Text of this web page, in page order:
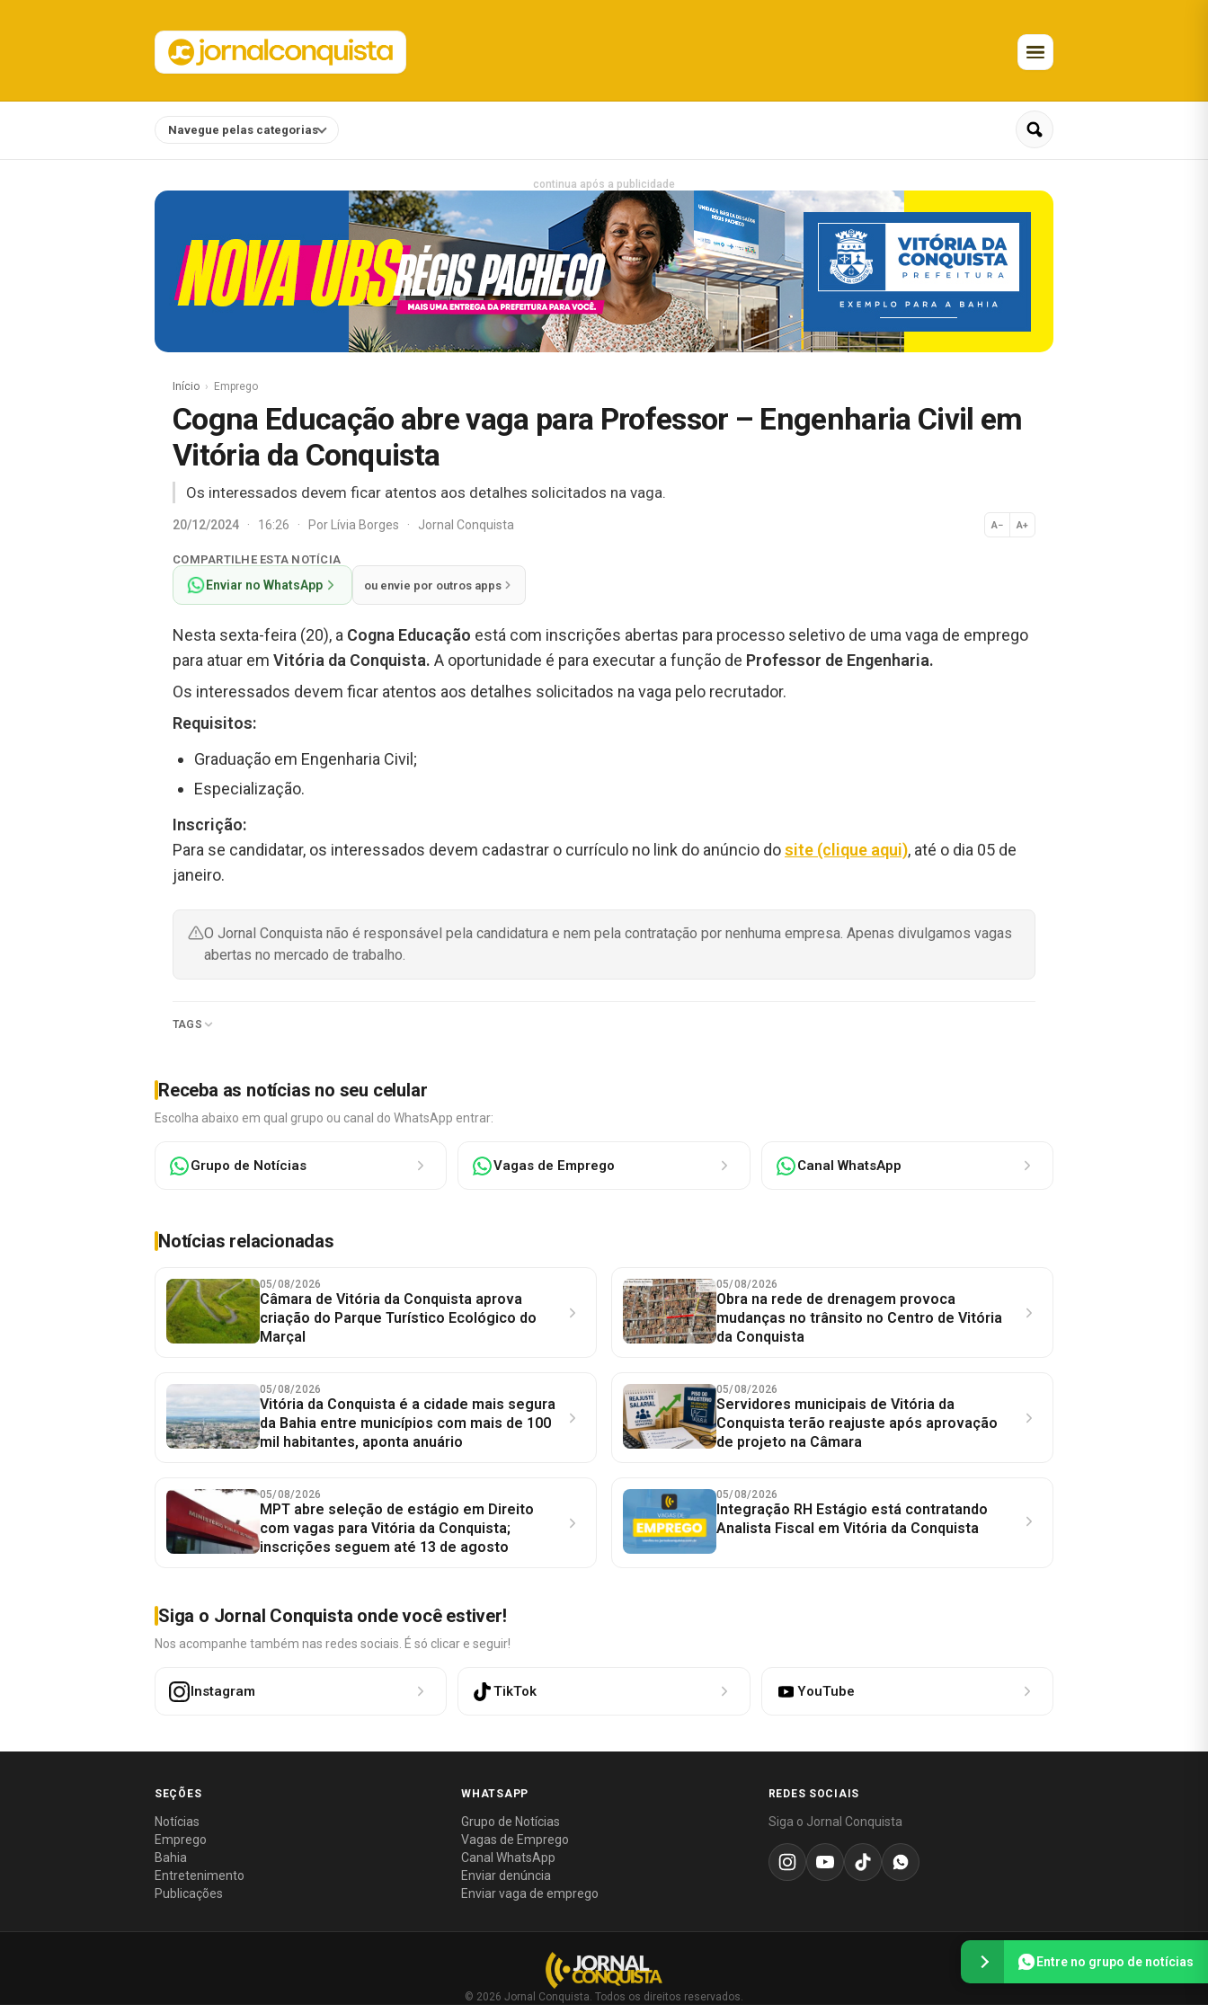
Navegue pelas categorias
continua após a publicidade
Início Emprego
Cogna Educação abre vaga para Professor – Engenharia Civil em
Vitória da Conquista
Os interessados devem ficar atentos aos detalhes solicitados na vaga.
20/12/2024 · 16:26 · PorLívia Borges · Jornal Conquista A− A+
Normal
COMPARTILHE ESTA NOTÍCIA
Enviar no WhatsApp ou envie por outros apps
Nesta sexta-feira (20), a Cogna Educação está com inscrições abertas para processo seletivo de uma vaga de emprego
para atuar em Vitória da Conquista. A oportunidade é para executar a função de Professor de Engenharia.
Os interessados devem ficar atentos aos detalhes solicitados na vaga pelo recrutador.
Requisitos:
Graduação em Engenharia Civil;
Especialização.
Inscrição:
Para se candidatar, os interessados devem cadastrar o currículo no link do anúncio dosite (clique aqui), até o dia 05 de
janeiro.
O Jornal Conquista não é responsável pela candidatura e nem pela contratação por nenhuma empresa. Apenas divulgamos vagas
abertas no mercado de trabalho.
TAGS
Receba as notícias no seu celular
Escolha abaixo em qual grupo ou canal do WhatsApp entrar:
Grupo de Notícias Vagas de Emprego Canal WhatsApp
Notícias relacionadas
05/08/2026
Câmara de Vitória da Conquista aprova
criação do Parque Turístico Ecológico do
Marçal
05/08/2026
Obra na rede de drenagem provoca
mudanças no trânsito no Centro de Vitória
da Conquista
05/08/2026
Vitória da Conquista é a cidade mais segura
da Bahia entre municípios com mais de 100
mil habitantes, aponta anuário
05/08/2026
Servidores municipais de Vitória da
Conquista terão reajuste após aprovação
de projeto na Câmara
05/08/2026
MPT abre seleção de estágio em Direito
com vagas para Vitória da Conquista;
inscrições seguem até 13 de agosto
05/08/2026
Integração RH Estágio está contratando
Analista Fiscal em Vitória da Conquista
Siga o Jornal Conquista onde você estiver!
Nos acompanhe também nas redes sociais. É só clicar e seguir!
Instagram TikTok YouTube
SEÇÕES
Notícias
Emprego
Bahia
Entretenimento
Publicações
WHATSAPP
Grupo de Notícias
Vagas de Emprego
Canal WhatsApp
Enviar denúncia
Enviar vaga de emprego
REDES SOCIAIS
Siga o Jornal Conquista
© 2026 Jornal Conquista. Todos os direitos reservados.
Entre no grupo de notícias